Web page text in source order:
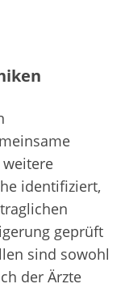
weitere
identifiziert,
geprüft
sind sowohl
der Ärzte